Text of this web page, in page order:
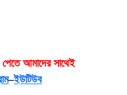
পেতে আমাদের সাথেই
–ইউটিউব